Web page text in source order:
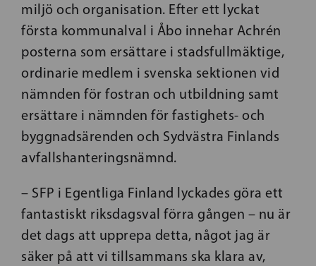
miljö och organisation. Efter ett lyckat
första kommunalval i Åbo innehar Achrén
posterna som ersättare i stadsfullmäktige,
ordinarie medlem i svenska sektionen vid
nämnden för fostran och utbildning samt
ersättare i nämnden för fastighets- och
byggnadsärenden och Sydvästra Finlands
avfallshanteringsnämnd.
– SFP i Egentliga Finland lyckades göra ett
fantastiskt riksdagsval förra gången – nu är
det dags att upprepa detta, något jag är
säker på att vi tillsammans ska klara av,